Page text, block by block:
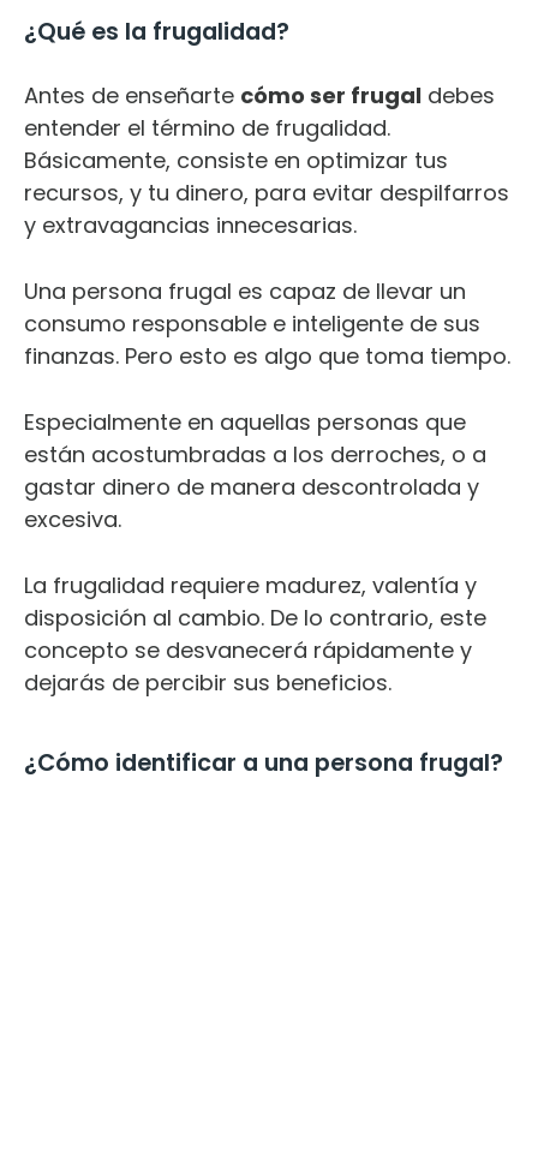
¿Qué es la frugalidad?
Antes de enseñarte cómo ser frugal debes
entender el término de frugalidad.
Básicamente, consiste en optimizar tus
recursos, y tu dinero, para evitar despilfarros
y extravagancias innecesarias.
Una persona frugal es capaz de llevar un
consumo responsable e inteligente de sus
finanzas. Pero esto es algo que toma tiempo.
Especialmente en aquellas personas que
están acostumbradas a los derroches, o a
gastar dinero de manera descontrolada y
excesiva.
La frugalidad requiere madurez, valentía y
disposición al cambio. De lo contrario, este
concepto se desvanecerá rápidamente y
dejarás de percibir sus beneficios.
¿Cómo identificar a una persona frugal?